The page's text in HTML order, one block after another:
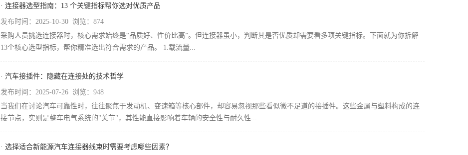
· 连接器选型指南：13 个关键指标帮你选对优质产品
发布时间：2025-10-30 浏览：874
采购人员挑选连接器时，核心需求始终是“品质好、性价比高”。但连接器虽小，判断其是否优质却需要看多项关键指标。下面就为你拆解
13个核心选型指标，帮你精准选出符合需求的产品。 1.载流量...
· 汽车接插件：隐藏在连接处的技术哲学
发布时间：2025-07-26 浏览：948
当我们在讨论汽车可靠性时，往往聚焦于发动机、变速箱等核心部件，却容易忽视那些看似微不足道的接插件。这些金属与塑料构成的连
接节点，实则是整车电气系统的"关节"，其性能直接影响着车辆的安全性与耐久性...
· 选择适合新能源汽车连接器线束时需要考虑哪些因素？